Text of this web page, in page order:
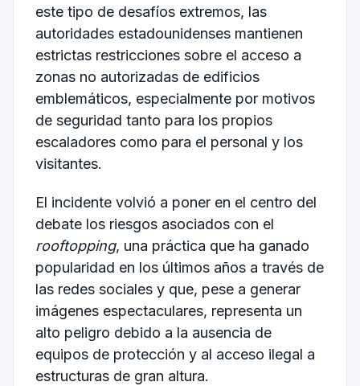
este tipo de desafíos extremos, las
autoridades estadounidenses mantienen
estrictas restricciones sobre el acceso a
zonas no autorizadas de edificios
emblemáticos, especialmente por motivos
de seguridad tanto para los propios
escaladores como para el personal y los
visitantes.
El incidente volvió a poner en el centro del
debate los riesgos asociados con el
rooftopping, una práctica que ha ganado
popularidad en los últimos años a través de
las redes sociales y que, pese a generar
imágenes espectaculares, representa un
alto peligro debido a la ausencia de
equipos de protección y al acceso ilegal a
estructuras de gran altura.